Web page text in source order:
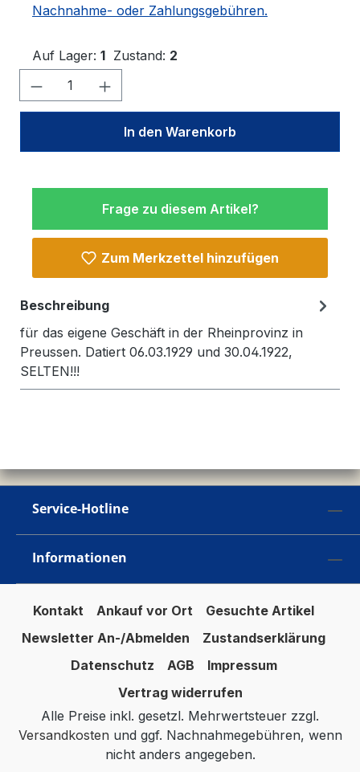
Nachnahme- oder Zahlungsgebühren.
Auf Lager: 1 Zustand: 2
Produkt Anzahl: Gib den
In den Warenkorb
Frage zu diesem Artikel?
Zum Merkzettel hinzufügen
Beschreibung
für das eigene Geschäft in der Rheinprovinz in
Preussen. Datiert 06.03.1929 und 30.04.1922,
SELTEN!!!
Service-Hotline
Informationen
Kontakt Ankauf vor Ort
Gesuchte Artikel
Newsletter An-/Abmelden
Zustandserklärung
Datenschutz
AGB
Impressum
Vertrag widerrufen
Alle Preise inkl. gesetzl. Mehrwertsteuer zzgl.
Versandkosten und ggf. Nachnahmegebühren, wenn
nicht anders angegeben.